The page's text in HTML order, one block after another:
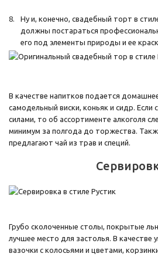
Ну и, конечно, свадебный торт в
должны постараться
его под элементы природы и ее
В качестве напитков подается
самодельный виски, коньяк и сидр. Если
силами, то об ассортименте алкоголя
минимум за полгода до торжества.
предлагают чай из трав и специй.
Грубо сколоченные столы, покрытые
лучшее место для застолья. В качестве
вазочки с колосьями и цветами,